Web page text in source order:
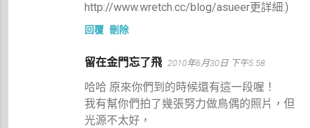
http://www.wretch.cc/blog/asueer更詳細:)
回覆 刪除
留在金門忘了飛 2010年6月30日 下午5:58
哈哈 原來你們到的時候還有這一段喔！
我有幫你們拍了幾張努力做鳥偶的照片，但
光源不太好，